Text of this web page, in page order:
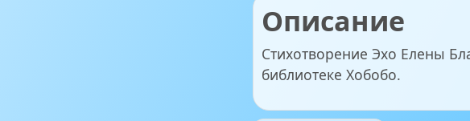
Описание
Стихотворение Эхо Елены
библиотеке Хобобо.